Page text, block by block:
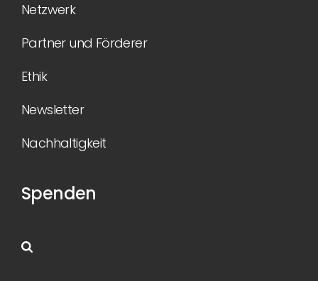
Netzwerk
Partner und Förderer
Ethik
Newsletter
Nachhaltigkeit
Spenden